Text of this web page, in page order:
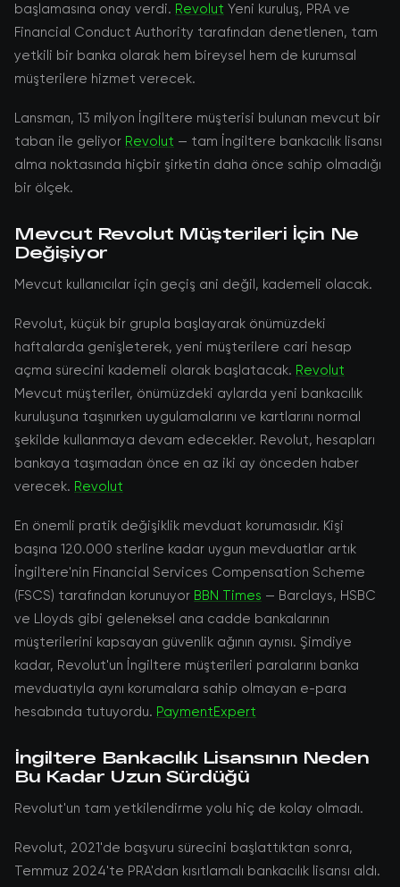
başlamasına onay verdi. Revolut Yeni kuruluş, PRA ve
Financial Conduct Authority tarafından denetlenen, tam
yetkili bir banka olarak hem bireysel hem de kurumsal
müşterilere hizmet verecek.
Lansman, 13 milyon İngiltere müşterisi bulunan mevcut bir
taban ile geliyor Revolut — tam İngiltere bankacılık lisansı
alma noktasında hiçbir şirketin daha önce sahip olmadığı
bir ölçek.
Mevcut Revolut Müşterileri İçin Ne
Değişiyor
Mevcut kullanıcılar için geçiş ani değil, kademeli olacak.
Revolut, küçük bir grupla başlayarak önümüzdeki
haftalarda genişleterek, yeni müşterilere cari hesap
açma sürecini kademeli olarak başlatacak. Revolut
Mevcut müşteriler, önümüzdeki aylarda yeni bankacılık
kuruluşuna taşınırken uygulamalarını ve kartlarını normal
şekilde kullanmaya devam edecekler. Revolut, hesapları
bankaya taşımadan önce en az iki ay önceden haber
verecek. Revolut
En önemli pratik değişiklik mevduat korumasıdır. Kişi
başına 120.000 sterline kadar uygun mevduatlar artık
İngiltere'nin Financial Services Compensation Scheme
(FSCS) tarafından korunuyor BBN Times — Barclays, HSBC
ve Lloyds gibi geleneksel ana cadde bankalarının
müşterilerini kapsayan güvenlik ağının aynısı. Şimdiye
kadar, Revolut'un İngiltere müşterileri paralarını banka
mevduatıyla aynı korumalara sahip olmayan e-para
hesabında tutuyordu. PaymentExpert
İngiltere Bankacılık Lisansının Neden
Bu Kadar Uzun Sürdüğü
Revolut'un tam yetkilendirme yolu hiç de kolay olmadı.
Revolut, 2021'de başvuru sürecini başlattıktan sonra,
Temmuz 2024'te PRA'dan kısıtlamalı bankacılık lisansı aldı.